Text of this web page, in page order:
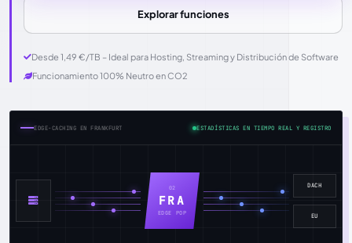
Explorar funciones
Desde 1,49 €/TB – Ideal para Hosting, Streaming y Distribución de Software
Funcionamiento 100% Neutro en CO2
EDGE-CACHING EN FRANKFURT ESTADÍSTICAS EN TIEMPO REAL Y REGISTRO
02
FRA
EDGE POP
DACH
EU